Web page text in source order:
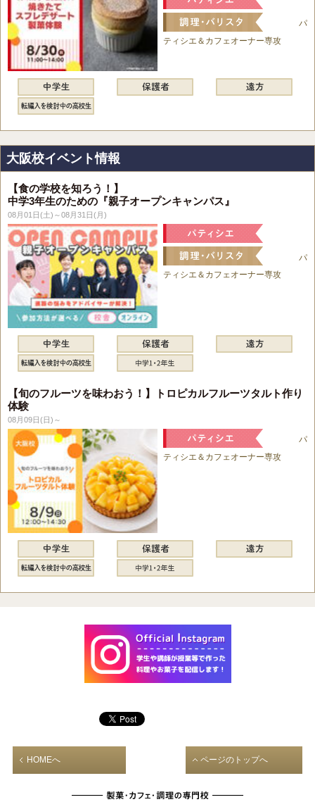
パ
ティシエ＆カフェオーナー専攻
大阪校イベント情報
【食の学校を知ろう！】
中学3年生のための『親子オープンキャンパス』
08月01日(土)～08月31日(月)
パ
ティシエ＆カフェオーナー専攻
【旬のフルーツを味わおう！】トロピカルフルーツタルト作り
体験
08月09日(日)～
パ
ティシエ＆カフェオーナー専攻
HOMEへ ページのトップへ